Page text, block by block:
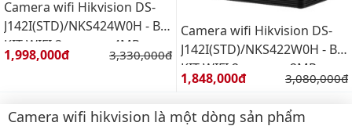
Camera wifi Hikvision DS-
J142I(STD)/NKS424W0H - Bộ
KIT WIFI 2 camera 4MP
Giá bán:
1,998,000đ Giá gốc:
3,330,000đ
Camera wifi Hikvision DS-
J142I(STD)/NKS422W0H - Bộ
KIT WIFI 2 camera 2MP
Giá bán:
1,848,000đ Giá gốc:
3,080,000đ
Camera wifi hikvision là một dòng sản phẩm